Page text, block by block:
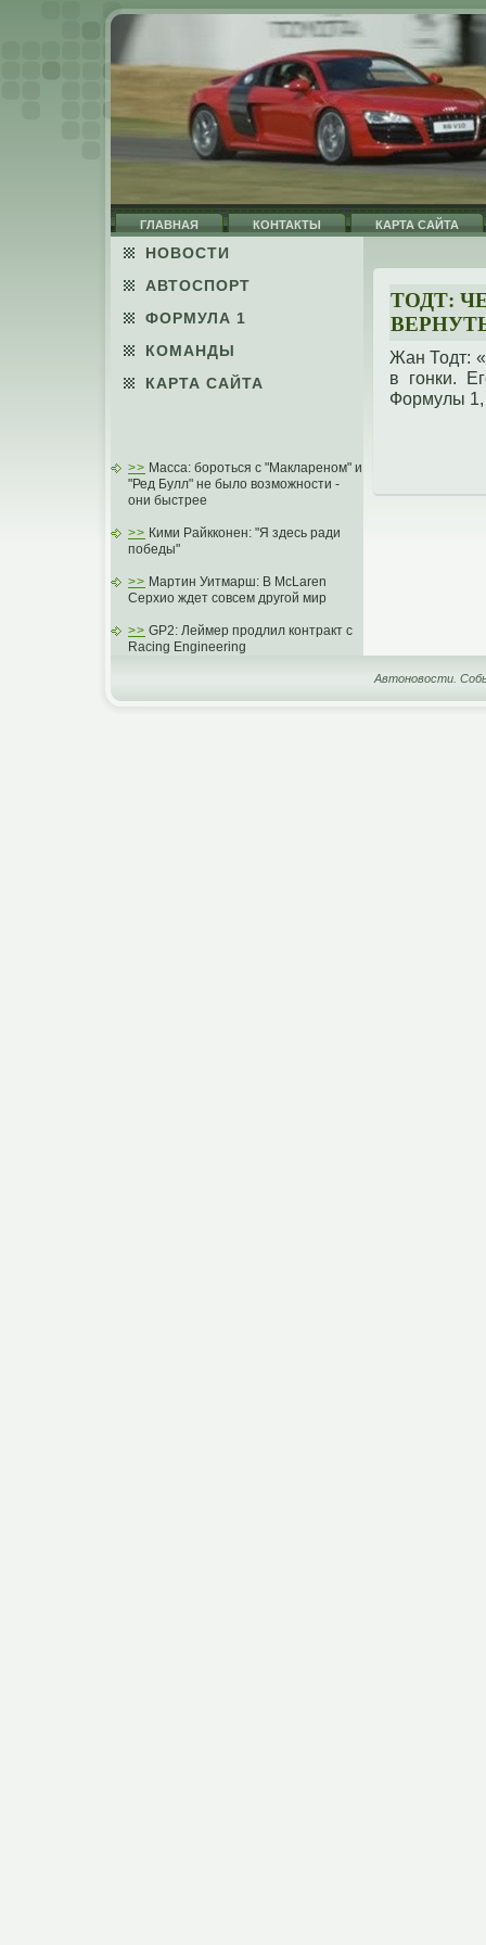
ГЛАВНАЯ КОНТАКТЫ КАРТА САЙТА
НОВОСТИ
АВТОСПОРТ
ФОРМУЛА 1
КОМАНДЫ
КАРТА САЙТА
>> Масса: бороться с "Маклареном" и
"Ред Булл" не было возможности -
они быстрее
>> Кими Райкконен: "Я здесь ради
победы"
>> Мартин Уитмарш: В McLaren
Серхио ждет совсем другой мир
>> GP2: Леймер продлил контракт с
Racing Engineering
ТОДТ:
Жан Тодт:
в гοнки.
Формулы 1,
Автоновости.